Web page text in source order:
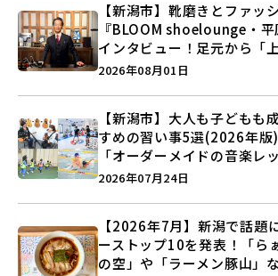
【新潟市】靴磨きとファッ
『BLOOM shoelounge・
インタビュー！足元から「
つくる装いの提案とは？
2026年08月01日
【新潟市】大人も子どもも
すめの習い事5選(2026年版
「オーダーメイドの音楽レ
キックボクシング」で新し
2026年07月24日
【2026年7月】新潟で話題
ーストップ10を発表！「ら
の空」や「ラーメン豚山」